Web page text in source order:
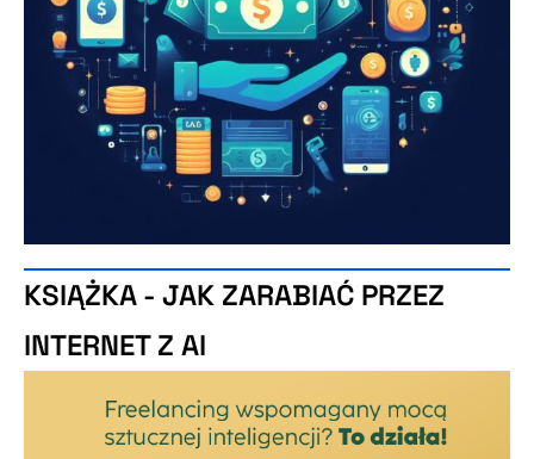
KSIĄŻKA - JAK ZARABIAĆ PRZEZ
INTERNET Z AI